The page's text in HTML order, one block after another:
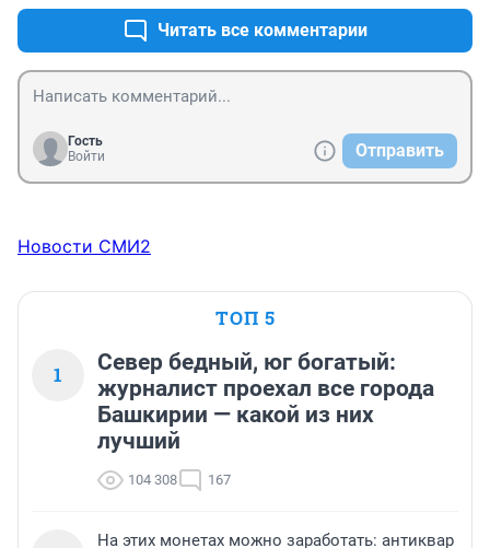
полномасштабная ревизионная проверка. Депозиты
без внесения денег в кассу открывали, процентами
добирали скромную зарплату и в попыхах, после
побега Хайруллиных, не успели закрыть полностью.
Вот вам и деньги, которые воровали годами и при
Читать все комментарии
Гость
Войти
Отправить
Новости СМИ2
ТОП 5
1
Север бедный, юг богатый:
журналист проехал все города
Башкирии — какой из них
лучший
104 308 167
На этих монетах можно заработать: антиквар